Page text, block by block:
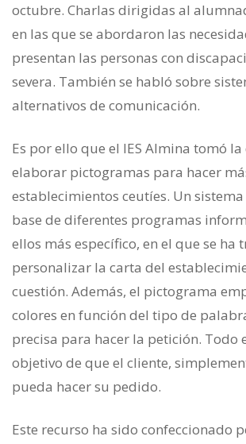
octubre. Charlas dirigidas al
en las que se abordaron las
presentan las personas con
severa. También se habló sobre
alternativos de comunicación.
Es por ello que el IES Almina tomó
elaborar pictogramas para hacer
establecimientos ceutíes. Un
base de diferentes programas
ellos más específico, en el que se ha
personalizar la carta del
cuestión. Además, el pictograma
colores en función del tipo de
precisa para hacer la petición. Todo
objetivo de que el cliente,
pueda hacer su pedido.
Este recurso ha sido confeccionado